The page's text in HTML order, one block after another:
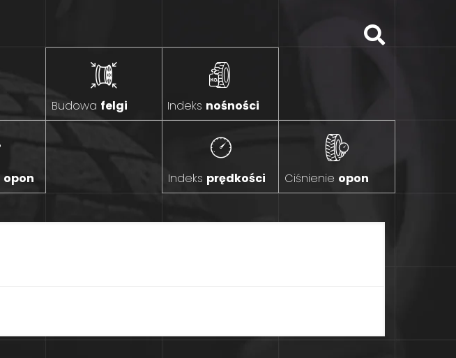
Budowa felgi Indeks nośności
Indeks prędkości Ciśnienie opon
opon